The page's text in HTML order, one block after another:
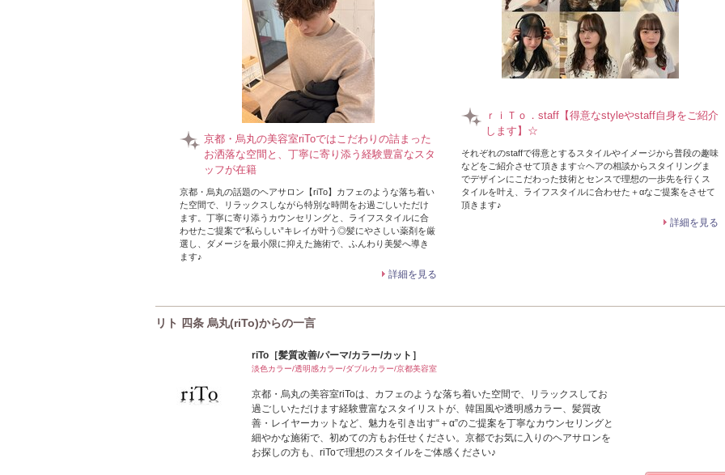
京都・烏丸の美容室riToではこだわりの詰まった
お洒落な空間と、丁寧に寄り添う経験豊富なスタ
ッフが在籍
京都・烏丸の話題のヘアサロン【riTo】カフェのような落ち着い
た空間で、リラックスしながら特別な時間をお過ごしいただけ
ます。丁寧に寄り添うカウンセリングと、ライフスタイルに合
わせたご提案で“私らしい”キレイが叶う◎髪にやさしい薬剤を厳
選し、ダメージを最小限に抑えた施術で、ふんわり美髪へ導き
ます♪
詳細を見る
ｒｉＴｏ．staff【得意なstyleやstaff自身をご紹介
します】☆
それぞれのstaffで得意とするスタイルやイメージから普段の趣味
などをご紹介させて頂きます☆ヘアの相談からスタイリングま
でデザインにこだわった技術とセンスで理想の一歩先を行くス
タイルを叶え、ライフスタイルに合わせた＋αなご提案をさせて
頂きます♪
詳細を見る
リト 四条 烏丸(riTo)からの一言
riTo［髪質改善/パーマ/カラー/カット］
淡色カラー/透明感カラー/ダブルカラー/京都美容室
京都・烏丸の美容室riToは、カフェのような落ち着いた空間で、リラックスしてお
過ごしいただけます経験豊富なスタイリストが、韓国風や透明感カラー、髪質改
善・レイヤーカットなど、魅力を引き出す“＋α”のご提案を丁寧なカウンセリングと
細やかな施術で、初めての方もお任せください。京都でお気に入りのヘアサロンを
お探しの方も、riToで理想のスタイルをご体感ください♪